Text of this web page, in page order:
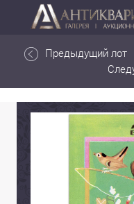
Предыдущий лот